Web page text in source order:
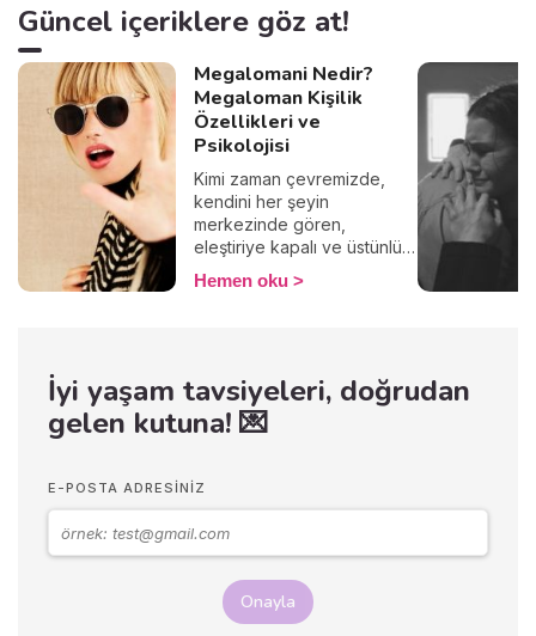
stres, özgüven eksikliği gibi
yöntemi mevcuttur. Hepsi ve
daha fazlası Wengood'un
bu köşesinde!
Güncel içeriklere göz at!
Megalomani Nedir?
Megaloman Kişilik
Özellikleri ve
Psikolojisi
Kimi zaman çevremizde,
kendini her şeyin
merkezinde gören,
eleştiriye kapalı ve üstünlük
hissiyle hareket eden
insanlarla karşılaşırız. Bu
bir durum olabilir mi? İşte bu
noktada “megalomani”
kavramı devreye giriyor. Bu
psikolojik kökenlerini ve bu
ele alacağız.
Hemen oku
İyi yaşam tavsiyeleri, doğrudan
gelen kutuna! 💌
E-POSTA ADRESINIZ
Onayla